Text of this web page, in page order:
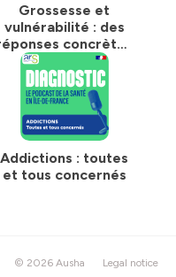
Grossesse et
vulnérabilité : des
concrètes
en Seine-Saint-
Denis
Addictions : toutes
et tous concernés
© 2026 Ausha Legal notice